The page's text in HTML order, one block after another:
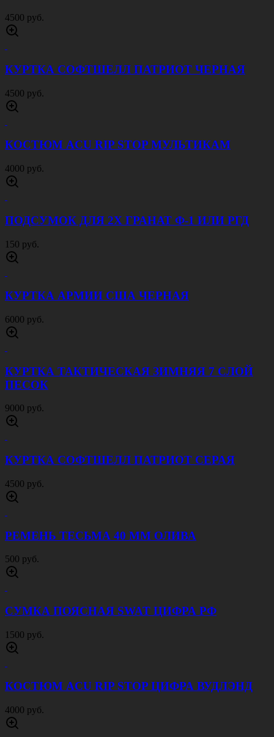
ПЕСОК
9000 руб.
КУРТКА СОФТШЕЛЛ ПАТРИОТ СЕРАЯ
4500 руб.
РЕМЕНЬ ТЕСЬМА 40 ММ ОЛИВА
500 руб.
СУМКА ПОЯСНАЯ SWAT ЦИФРА РФ
1500 руб.
КОСТЮМ ACU RIP STOP ЦИФРА ВУДЛЭНД
4000 руб.
СУМКА ПОЯСНАЯ SWAT ЦИФРА СЕРАЯ
1500 руб.
ПОДСУМОК ДЛЯ ГРАНАТЫ ЦИФРА РФ
750 руб.
КОСТЮМ ACU RIP STOP 3 COLOR DESERT
4000 руб.
КОСТЮМ ACU RIP STOP МОХ
4000 руб.
КОСТЮМ ACU RIP STOP КРИПТЕК ПИТОН
4000 руб.